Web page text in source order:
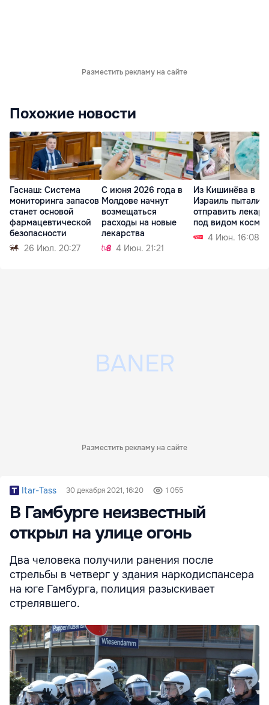
Разместить рекламу на сайте
Похожие новости
Гаснаш: Система
мониторинга запасов
станет основой
фармацевтической
безопасности
26 Июл. 20:27
С июня 2026 года в
Молдове начнут
возмещаться
расходы на новые
лекарства
4 Июн. 21:21
Из Кишинёва в
Израиль
отправить
под видом
4 Июн. 16:08
Разместить рекламу на сайте
Itar-Tass 30 декабря 2021, 16:20 1 055
В Гамбурге неизвестный
открыл на улице огонь
Два человека получили ранения после
стрельбы в четверг у здания наркодиспансера
на юге Гамбурга, полиция разыскивает
стрелявшего.